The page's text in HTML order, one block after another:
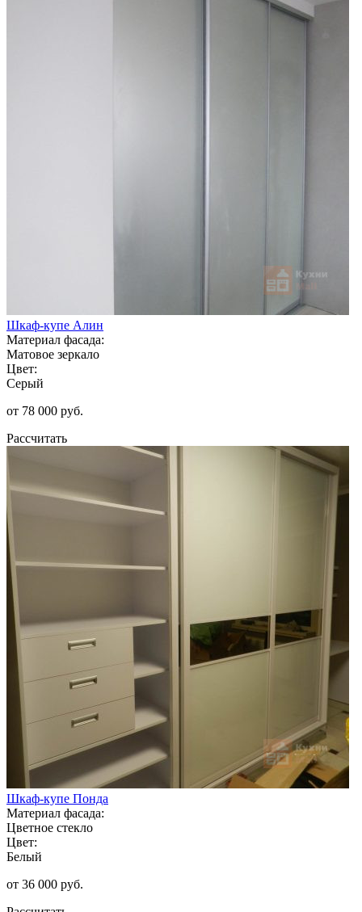
Шкаф-купе Алин
Материал фасада:
Матовое зеркало
Цвет:
Серый
от 78 000 руб.
Рассчитать
Шкаф-купе Понда
Материал фасада:
Цветное стекло
Цвет:
Белый
от 36 000 руб.